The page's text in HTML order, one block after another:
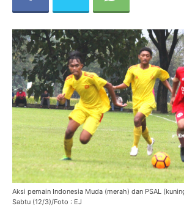
Aksi pemain Indonesia Muda (merah) dan PSAL
Sabtu (12/3)/Foto : EJ